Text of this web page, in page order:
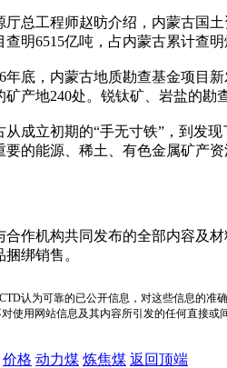
工程师赵昉介绍，内蒙古国土
明6515亿吨，占内蒙古累计查明
，内蒙古地质勘查基金项目新
产地240处。锐钛矿、岩盐的勘
立初期的“手无寸铁”，到发现
要的能源、稀土、有色金属矿产
合作机构共同发布的全部内容及
绑销售。
认为可靠的已公开信息，对这些信息的准
使用网站信息及其内容所引发的任何直接或
价格 动力煤 炼焦煤 返回顶端